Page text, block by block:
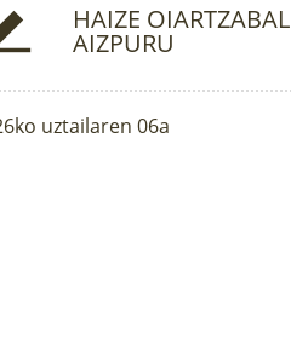
HAIZE OIARTZABAL
AIZPURU
uztailaren 06a